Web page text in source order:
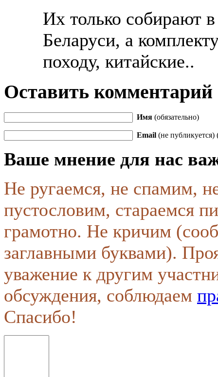
Их только собирают в
Беларуси, а
походу, китайские..
Оставить комментарий
Имя (обязательно)
Email (не публикуется)
Ваше мнение для нас
Не ругаемся, не спамим,
пустословим, стараемся
грамотно. Не кричим
заглавными буквами).
уважение к другим
обсуждения, соблюдаем
Спасибо!